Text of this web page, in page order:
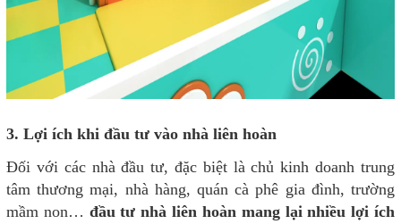
3. Lợi ích khi đầu tư vào nhà liên hoàn
Đối với các nhà đầu tư, đặc biệt là chủ kinh doanh trung
tâm thương mại, nhà hàng, quán cà phê gia đình, trường
mầm non… đầu tư nhà liên hoàn mang lại nhiều lợi ích